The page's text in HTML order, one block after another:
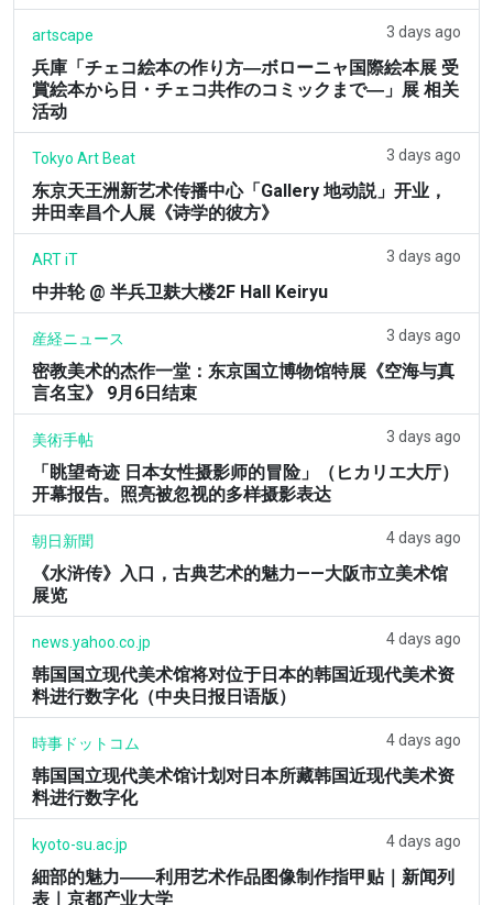
artscape 3 days ago
兵庫「チェコ絵本の作り方―ボローニャ国際絵本展 受
賞絵本から日・チェコ共作のコミックまで―」展 相关
活动
Tokyo Art Beat 3 days ago
东京天王洲新艺术传播中心「Gallery 地动説」开业，
井田幸昌个人展《诗学的彼方》
ART iT 3 days ago
中井轮 @ 半兵卫麸大楼2F Hall Keiryu
産経ニュース 3 days ago
密教美术的杰作一堂：东京国立博物馆特展《空海与真
言名宝》 9月6日结束
美術手帖 3 days ago
「眺望奇迹 日本女性摄影师的冒险」（ヒカリエ大厅）
开幕报告。照亮被忽视的多样摄影表达
朝日新聞 4 days ago
《水浒传》入口，古典艺术的魅力——大阪市立美术馆
展览
news.yahoo.co.jp 4 days ago
韩国国立现代美术馆将对位于日本的韩国近现代美术资
料进行数字化（中央日报日语版）
時事ドットコム 4 days ago
韩国国立现代美术馆计划对日本所藏韩国近现代美术资
料进行数字化
kyoto-su.ac.jp 4 days ago
細部的魅力――利用艺术作品图像制作指甲贴｜新闻列
表｜京都产业大学